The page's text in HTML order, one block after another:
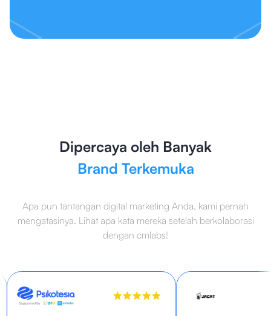
Dipercaya oleh Banyak
Brand Terkemuka
Apa pun tantangan digital marketing Anda, kami pernah
mengatasinya. Lihat apa kata mereka setelah berkolaborasi
dengan cmlabs!